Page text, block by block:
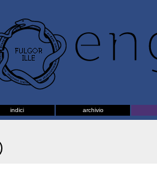
indici archivio